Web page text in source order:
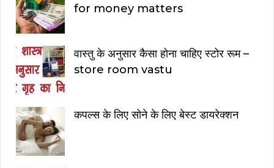
for money matters
वास्तु के अनुसार कैसा होना चाहिए स्टोर रूम –
store room vastu
कपल्स के लिए सोने के लिए बेस्ट डायरेक्शन